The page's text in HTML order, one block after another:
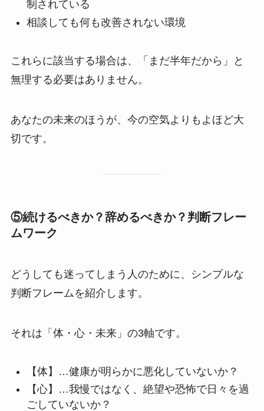
制されている
相談しても何も改善されない環境
これらに該当する場合は、「まだ半年だから」と
無理する必要はありません。
あなたの未来のほうが、今の空気よりもよほど大
切です。
⑤続けるべきか？辞めるべきか？判断フレー
ムワーク
どうしても迷ってしまう人のために、シンプルな
判断フレームを紹介します。
それは「体・心・未来」の3軸です。
【体】…健康が明らかに悪化していないか？
【心】…我慢ではなく、絶望や恐怖で日々を過
ごしていないか？